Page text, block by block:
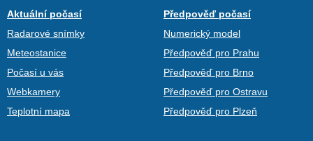
Aktuální počasí
Radarové snímky
Meteostanice
Počasí u vás
Webkamery
Teplotní mapa
Předpověď počasí
Numerický model
Předpověď pro Prahu
Předpověď pro Brno
Předpověď pro Ostravu
Předpověď pro Plzeň